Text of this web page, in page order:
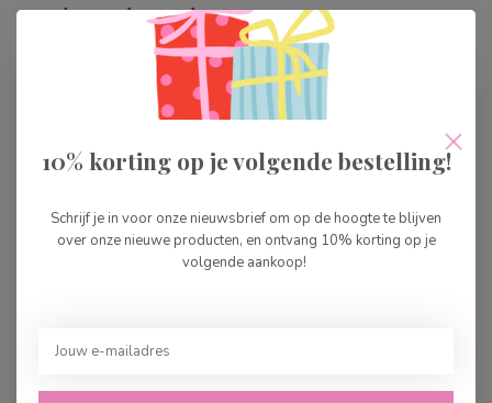
Gerelateerde producten
Djeco Spel Pyramid
Monkey
Op voorraad
Djeco Spel Sologic Bloc
Op voorraad
€26,99
Recent bekeken
10% korting op je volgende bestelling!
Schrijf je in voor onze nieuwsbrief om op de hoogte te blijven
over onze nieuwe producten, en ontvang 10% korting op je
volgende aankoop!